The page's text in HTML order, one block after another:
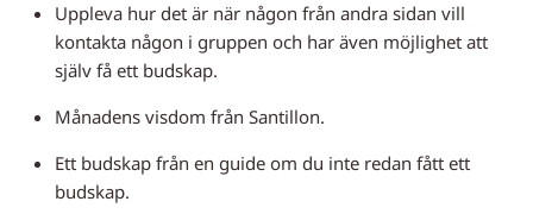
Uppleva hur det är när någon från andra sidan vill
kontakta någon i gruppen och har även möjlighet att
själv få ett budskap.
Månadens visdom från Santillon.
Ett budskap från en guide om du inte redan fått ett
budskap.